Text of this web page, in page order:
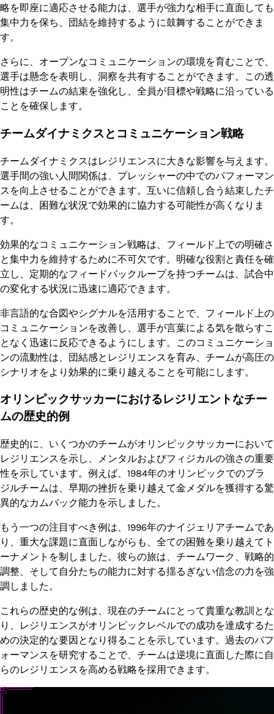
略を即座に適応させる能力は、選手が強力な相手に直面しても
集中力を保ち、団結を維持するように鼓舞することができま
す。
さらに、オープンなコミュニケーションの環境を育むことで、
選手は懸念を表明し、洞察を共有することができます。この透
明性はチームの結束を強化し、全員が目標や戦略に沿っている
ことを確保します。
チームダイナミクスとコミュニケーション戦略
チームダイナミクスはレジリエンスに大きな影響を与えます。
選手間の強い人間関係は、プレッシャーの中でのパフォーマン
スを向上させることができます。互いに信頼し合う結束したチ
ームは、困難な状況で効果的に協力する可能性が高くなりま
す。
効果的なコミュニケーション戦略は、フィールド上での明確さ
と集中力を維持するために不可欠です。明確な役割と責任を確
立し、定期的なフィードバックループを持つチームは、試合中
の変化する状況に迅速に適応できます。
非言語的な合図やシグナルを活用することで、フィールド上の
コミュニケーションを改善し、選手が言葉による気を散らすこ
となく迅速に反応できるようにします。このコミュニケーショ
ンの流動性は、団結感とレジリエンスを育み、チームが高圧の
シナリオをより効果的に乗り越えることを可能にします。
オリンピックサッカーにおけるレジリエントなチー
ムの歴史的例
歴史的に、いくつかのチームがオリンピックサッカーにおいて
レジリエンスを示し、メンタルおよびフィジカルの強さの重要
性を示しています。例えば、1984年のオリンピックでのブラ
ジルチームは、早期の挫折を乗り越えて金メダルを獲得する驚
異的なカムバック能力を示しました。
もう一つの注目すべき例は、1996年のナイジェリアチームであ
り、重大な課題に直面しながらも、全ての困難を乗り越えてト
ーナメントを制しました。彼らの旅は、チームワーク、戦略的
調整、そして自分たちの能力に対する揺るぎない信念の力を強
調しました。
これらの歴史的な例は、現在のチームにとって貴重な教訓とな
り、レジリエンスがオリンピックレベルでの成功を達成するた
めの決定的な要因となり得ることを示しています。過去のパフ
ォーマンスを研究することで、チームは逆境に直面した際に自
らのレジリエンスを高める戦略を採用できます。